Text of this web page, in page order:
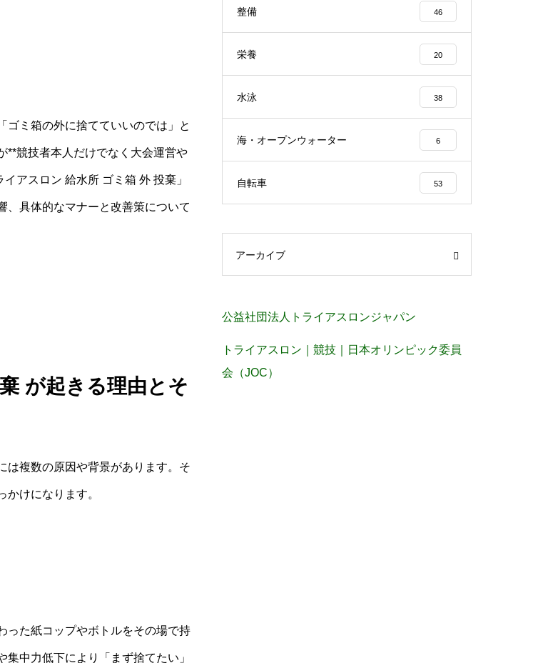
ゴミ箱の外に捨てていいのでは」と
**競技者本人だけでなく大会運営や
アスロン 給水所 ゴミ箱 外 投棄」
、具体的なマナーと改善策について
が起きる理由とそ
は複数の原因や背景があります。そ
けになります。
った紙コップやボトルをその場で持
中力低下により「まず捨てたい」
整備 46
栄養 20
水泳 38
海・オープンウォーター 6
自転車 53
アーカイブ
公益社団法人トライアスロンジャパン
トライアスロン｜競技｜日本オリンピック委員
会（JOC）